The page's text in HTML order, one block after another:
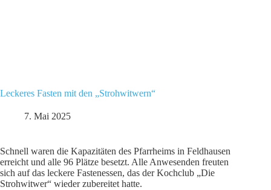
Leckeres Fasten mit den „Strohwitwern“
7. Mai 2025
Schnell waren die Kapazitäten des Pfarrheims in Feldhausen
erreicht und alle 96 Plätze besetzt. Alle Anwesenden freuten
sich auf das leckere Fastenessen, das der Kochclub „Die
Strohwitwer“ wieder zubereitet hatte.